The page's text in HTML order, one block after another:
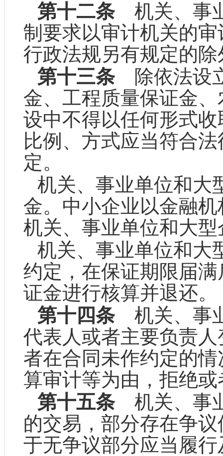
第十二条机关、事
制要求以审计机关的
行政法规另有规定的除
第十三条除依法设
金、工程质量保证金
设中不得以任何形式
比例、方式应当符合
定。
机关、事业单位和大
金。中小企业以金融
机关、事业单位和大
机关、事业单位和大
约定，在保证期限届
证金进行核算并退还。
第十四条机关、事
代表人或者主要负责
者在合同未作约定的
算审计等为由，拒绝
第十五条机关、事
的交易，部分存在争
于无争议部分应当履